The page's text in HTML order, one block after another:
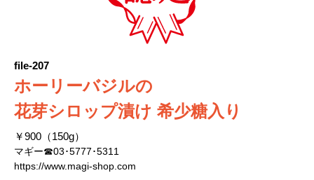
file-207
ホーリーバジルの
花芽シロップ漬け 希少糖入り
￥900（150g）
マギー☎03･5777･5311
https://www.magi-shop.com